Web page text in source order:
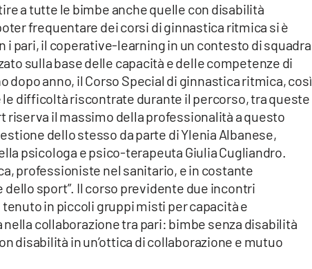
a tutte le bimbe anche quelle con disabilità
frequentare dei corsi di ginnastica ritmica si è
i pari, il coperative-learning in un contesto di squadra
sulla base delle capacità e delle competenze di
anno, il Corso Special di ginnastica ritmica, così
difficoltà riscontrate durante il percorso, tra queste
riserva il massimo della professionalità a questo
dello stesso da parte di Ylenia Albanese,
psicologa e psico-terapeuta Giulia Cugliandro.
professioniste nel sanitario, e in costante
dello sport”. Il corso previdente due incontri
in piccoli gruppi misti per capacità e
collaborazione tra pari: bimbe senza disabilità
disabilità in un’ottica di collaborazione e mutuo